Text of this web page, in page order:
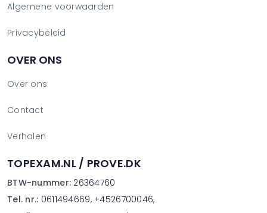
Algemene voorwaarden
Privacybeleid
OVER ONS
Over ons
Contact
Verhalen
TOPEXAM.NL / PROVE.DK
BTW-nummer: 26364760
Tel. nr.: 0611494669, +4526700046,